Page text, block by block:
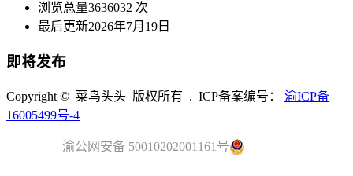
浏览总量3636032 次
最后更新2026年7月19日
即将发布
Copyright © 菜鸟头头 版权所有 . ICP备案编号： 渝ICP备
16005499号-4
渝公网安备 50010202001161号